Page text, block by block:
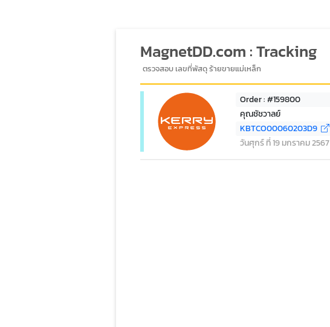
MagnetDD.com : Tracking
ตรวจสอบ เลขที่พัสดุ ร้ายขายแม่เหล็ก
Order : #159800
คุณชัชวาลย์
KBTCO00060203D9
วันศุกร์ ที่ 19 มกราคม 2567